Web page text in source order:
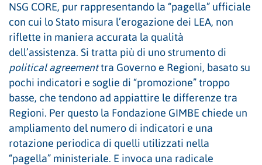
NSG CORE, pur rappresentando la “pagella” ufficiale
con cui lo Stato misura l’erogazione dei LEA, non
riflette in maniera accurata la qualità
dell’assistenza. Si tratta più di uno strumento di
political agreementtra Governo e Regioni, basato su
pochi indicatori e soglie di “promozione” troppo
basse, che tendono ad appiattire le differenze tra
Regioni. Per questo la Fondazione GIMBE chiede un
ampliamento del numero di indicatori e una
rotazione periodica di quelli utilizzati nella
“pagella” ministeriale. E invoca una radicale